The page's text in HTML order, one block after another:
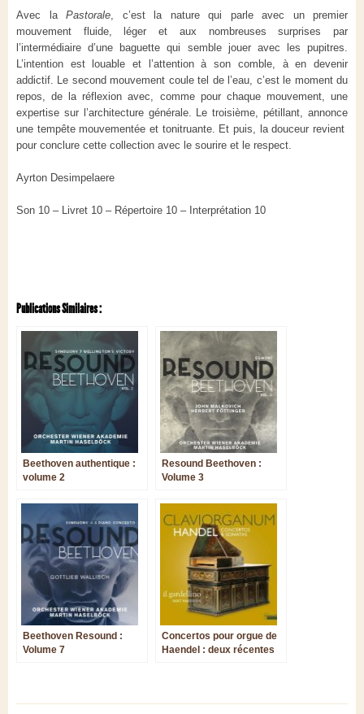
Avec la Pastorale , c’est la nature qui parle avec un premier
mouvement fluide, léger et aux nombreuses surprises par
l’intermédiaire d’une baguette qui semble jouer avec les pupitres.
L’intention est louable et l’attention à son comble, à en devenir
addictif. Le second mouvement coule tel de l’eau, c’est le moment du
repos, de la réflexion avec, comme pour chaque mouvement, une
expertise sur l’architecture générale. Le troisième, pétillant, annonce
une tempête mouvementée et tonitruante. Et puis, la douceur revient
pour conclure cette collection avec le sourire et le respect.
Ayrton Desimpelaere
Son 10 – Livret 10 – Répertoire 10 – Interprétation 10
Publications Similaires :
Beethoven authentique :
volume 2
Resound Beethoven :
Volume 3
Beethoven Resound :
Volume 7
Concertos pour orgue de
Haendel : deux récentes